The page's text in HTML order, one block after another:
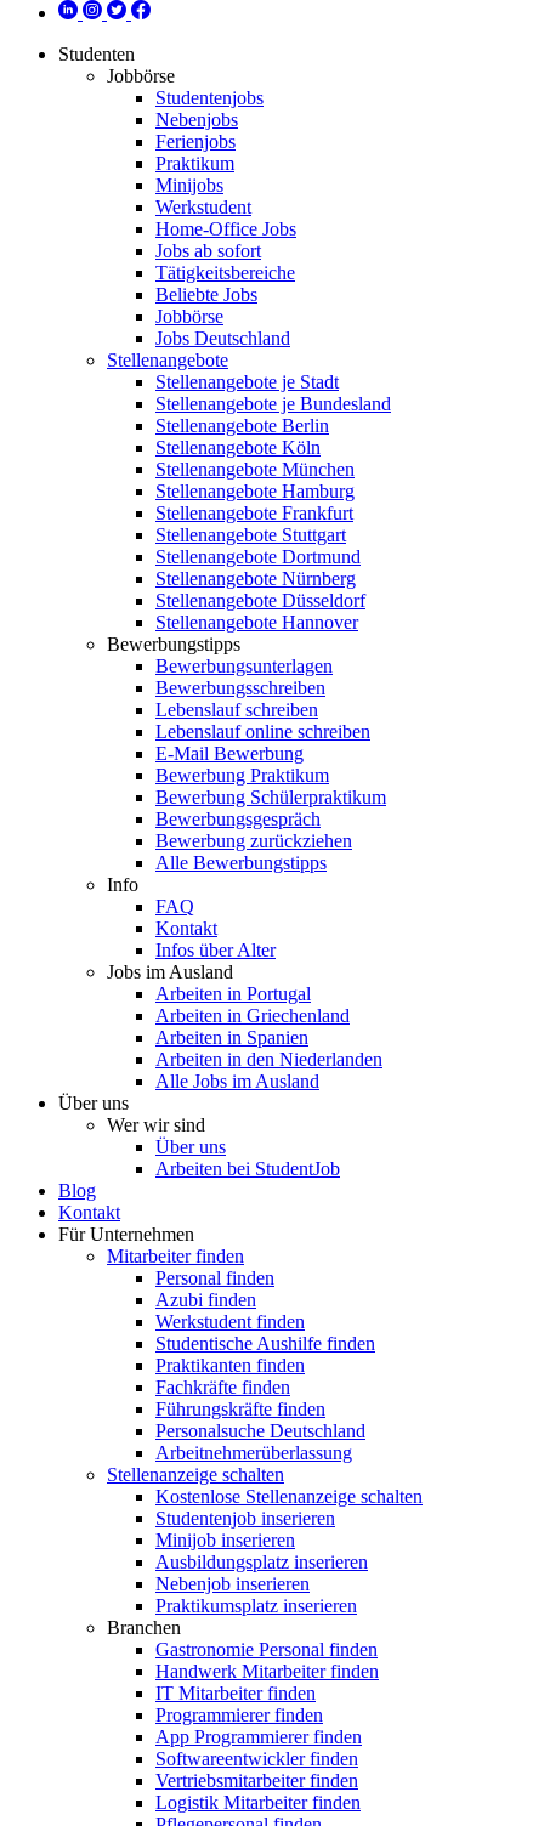
Studenten
Jobbörse
Studentenjobs
Nebenjobs
Ferienjobs
Praktikum
Minijobs
Werkstudent
Home-Office Jobs
Jobs ab sofort
Tätigkeitsbereiche
Beliebte Jobs
Jobbörse
Jobs Deutschland
Stellenangebote
Stellenangebote je Stadt
Stellenangebote je Bundesland
Stellenangebote Berlin
Stellenangebote Köln
Stellenangebote München
Stellenangebote Hamburg
Stellenangebote Frankfurt
Stellenangebote Stuttgart
Stellenangebote Dortmund
Stellenangebote Nürnberg
Stellenangebote Düsseldorf
Stellenangebote Hannover
Bewerbungstipps
Bewerbungsunterlagen
Bewerbungsschreiben
Lebenslauf schreiben
Lebenslauf online schreiben
E-Mail Bewerbung
Bewerbung Praktikum
Bewerbung Schülerpraktikum
Bewerbungsgespräch
Bewerbung zurückziehen
Alle Bewerbungstipps
Info
FAQ
Kontakt
Infos über Alter
Jobs im Ausland
Arbeiten in Portugal
Arbeiten in Griechenland
Arbeiten in Spanien
Arbeiten in den Niederlanden
Alle Jobs im Ausland
Über uns
Wer wir sind
Über uns
Arbeiten bei StudentJob
Blog
Kontakt
Für Unternehmen
Mitarbeiter finden
Personal finden
Azubi finden
Werkstudent finden
Studentische Aushilfe finden
Praktikanten finden
Fachkräfte finden
Führungskräfte finden
Personalsuche Deutschland
Arbeitnehmerüberlassung
Stellenanzeige schalten
Kostenlose Stellenanzeige schalten
Studentenjob inserieren
Minijob inserieren
Ausbildungsplatz inserieren
Nebenjob inserieren
Praktikumsplatz inserieren
Branchen
Gastronomie Personal finden
Handwerk Mitarbeiter finden
IT Mitarbeiter finden
Programmierer finden
App Programmierer finden
Softwareentwickler finden
Vertriebsmitarbeiter finden
Logistik Mitarbeiter finden